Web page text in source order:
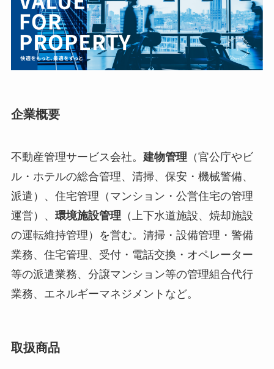
企業概要
不動産管理サービス会社。 建物管理 （官公庁やビ
ル・ホテルの総合管理、清掃、保安・機械警備、
派遣）、住宅管理（マンション・公営住宅の管理
運営）、 環境施設管理 （上下水道施設、焼却施設
の運転維持管理）を営む。清掃・設備管理・警備
業務、住宅管理、受付・電話交換・オペレーター
等の派遣業務、分譲マンション等の管理組合代行
業務、エネルギーマネジメントなど。
取扱商品